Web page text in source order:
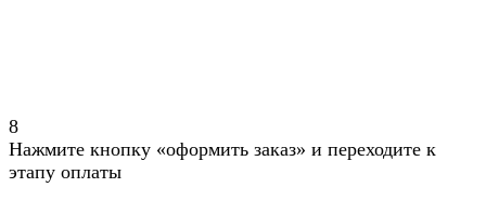
8
Нажмите кнопку «оформить заказ» и переходите к
этапу оплаты